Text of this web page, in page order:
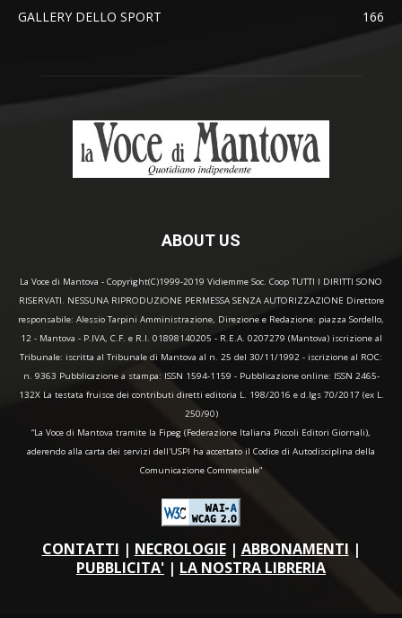
GALLERY DELLO SPORT
166
ABOUT US
La Voce di Mantova - Copyright(C)1999-2019 Vidiemme Soc. Coop TUTTI I DIRITTI SONO
RISERVATI. NESSUNA RIPRODUZIONE PERMESSA SENZA AUTORIZZAZIONE Direttore
responsabile: Alessio Tarpini Amministrazione, Direzione e Redazione: piazza Sordello,
12 - Mantova - P.IVA, C.F. e R.I. 01898140205 - R.E.A. 0207279 (Mantova) iscrizione al
Tribunale: iscritta al Tribunale di Mantova al n. 25 del 30/11/1992 - iscrizione al ROC:
n. 9363 Pubblicazione a stampa: ISSN 1594-1159 - Pubblicazione online: ISSN 2465-
132X La testata fruisce dei contributi diretti editoria L. 198/2016 e d.lgs 70/2017 (ex L.
250/90)
“La Voce di Mantova tramite la Fipeg (Federazione Italiana Piccoli Editori Giornali),
aderendo alla carta dei servizi dell'USPI ha accettato il Codice di Autodisciplina della
Comunicazione Commerciale"
CONTATTI | NECROLOGIE| ABBONAMENTI |
PUBBLICITA' | LA NOSTRA LIBRERIA